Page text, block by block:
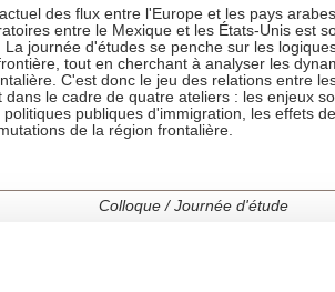
des flux entre l'Europe et les pays
entre le Mexique et les États-Unis est
journée d'études se penche sur les
tout en cherchant à analyser les
C'est donc le jeu des relations entre
dans le cadre de quatre ateliers : les enjeux
publiques d'immigration, les effets
de la région frontalière.
Colloque / Journée d'étude